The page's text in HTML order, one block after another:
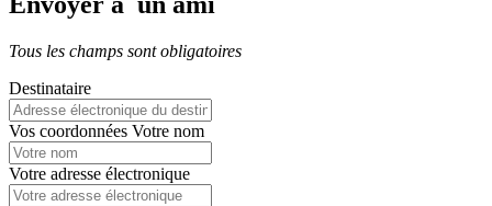
Tous les champs sont obligatoires
Destinataire
Vos coordonnées Votre nom
Votre adresse électronique